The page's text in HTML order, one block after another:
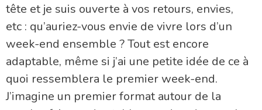
tête et je suis ouverte à vos retours, envies,
etc : qu’auriez-vous envie de vivre lors d’un
week-end ensemble ? Tout est encore
adaptable, même si j’ai une petite idée de ce à
quoi ressemblera le premier week-end.
J’imagine un premier format autour de la